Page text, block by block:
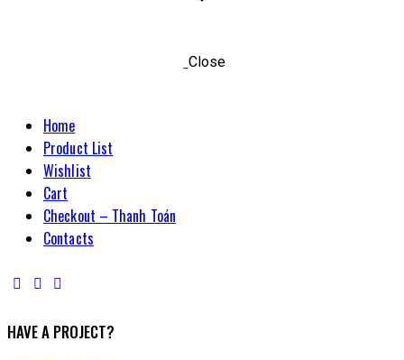
Close
Home
Product List
Wishlist
Cart
Checkout – Thanh Toán
Contacts
HAVE A PROJECT?